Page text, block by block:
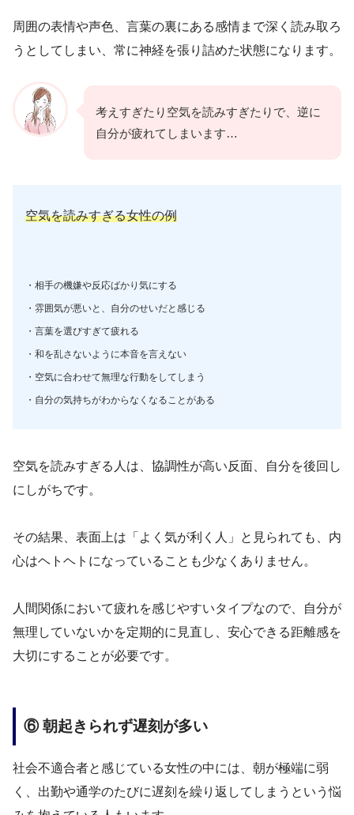
周囲の表情や声色、言葉の裏にある感情まで深く読み取ろ
うとしてしまい、常に神経を張り詰めた状態になります。
考えすぎたり空気を読みすぎたりで、逆に
自分が疲れてしまいます…
空気を読みすぎる女性の例
・相手の機嫌や反応ばかり気にする
・雰囲気が悪いと、自分のせいだと感じる
・言葉を選びすぎて疲れる
・和を乱さないように本音を言えない
・空気に合わせて無理な行動をしてしまう
・自分の気持ちがわからなくなることがある
空気を読みすぎる人は、協調性が高い反面、自分を後回し
にしがちです。
その結果、表面上は「よく気が利く人」と見られても、内
心はヘトヘトになっていることも少なくありません。
人間関係において疲れを感じやすいタイプなので、自分が
無理していないかを定期的に見直し、安心できる距離感を
大切にすることが必要です。
⑥ 朝起きられず遅刻が多い
社会不適合者と感じている女性の中には、朝が極端に弱
く、出勤や通学のたびに遅刻を繰り返してしまうという悩